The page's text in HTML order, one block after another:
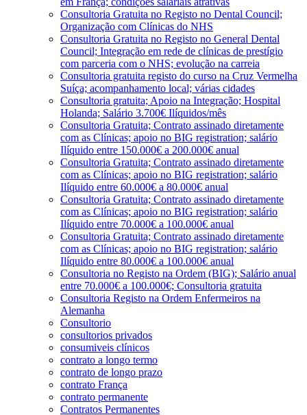
Consultoria Gratuita no Registo no Dental Council;
Organização com Clínicas do NHS
Consultoria Gratuita no Registo no General Dental
Council; Integração em rede de clínicas de prestígio
com parceria com o NHS; evolução na carreia
Consultoria gratuita registo do curso na Cruz Vermelha
Suíça; acompanhamento local; várias cidades
Consultoria gratuita; Apoio na Integração; Hospital
Holanda; Salário 3.700€ Ilíquidos/mês
Consultoria Gratuita; Contrato assinado diretamente
com as Clínicas; apoio no BIG registration; salário
Ilíquido entre 150.000€ a 200.000€ anual
Consultoria Gratuita; Contrato assinado diretamente
com as Clínicas; apoio no BIG registration; salário
Ilíquido entre 60.000€ a 80.000€ anual
Consultoria Gratuita; Contrato assinado diretamente
com as Clínicas; apoio no BIG registration; salário
Ilíquido entre 70.000€ a 100.000€ anual
Consultoria Gratuita; Contrato assinado diretamente
com as Clínicas; apoio no BIG registration; salário
Ilíquido entre 80.000€ a 100.000€ anual
Consultoria no Registo na Ordem (BIG); Salário anual
entre 70.000€ a 100.000€; Consultoria gratuita
Consultoria Registo na Ordem Enfermeiros na
Alemanha
Consultorio
consultorios privados
consumiveis clínicos
contrato a longo termo
contrato de longo prazo
contrato França
contrato permanente
Contratos Permanentes